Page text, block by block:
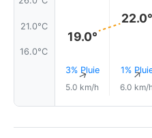
21.0°C
16.0°C
19.0°
3% Pluie
↑
5.0 km/h
22.0°
1%↑
6.0 km/h